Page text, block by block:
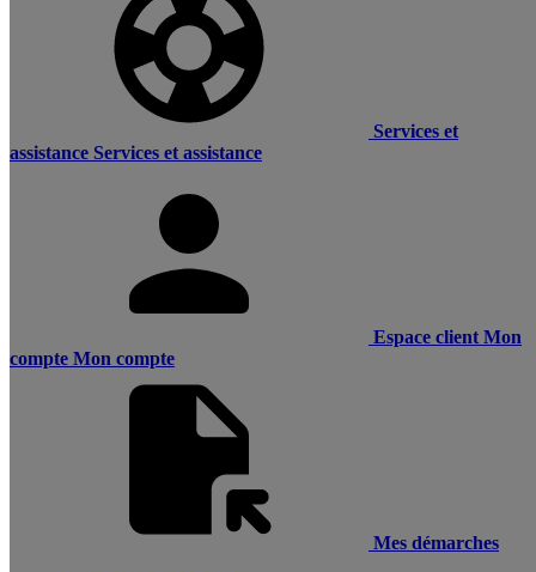
Services et
assistance Services et assistance
Espace client Mon
compte Mon compte
Mes démarches